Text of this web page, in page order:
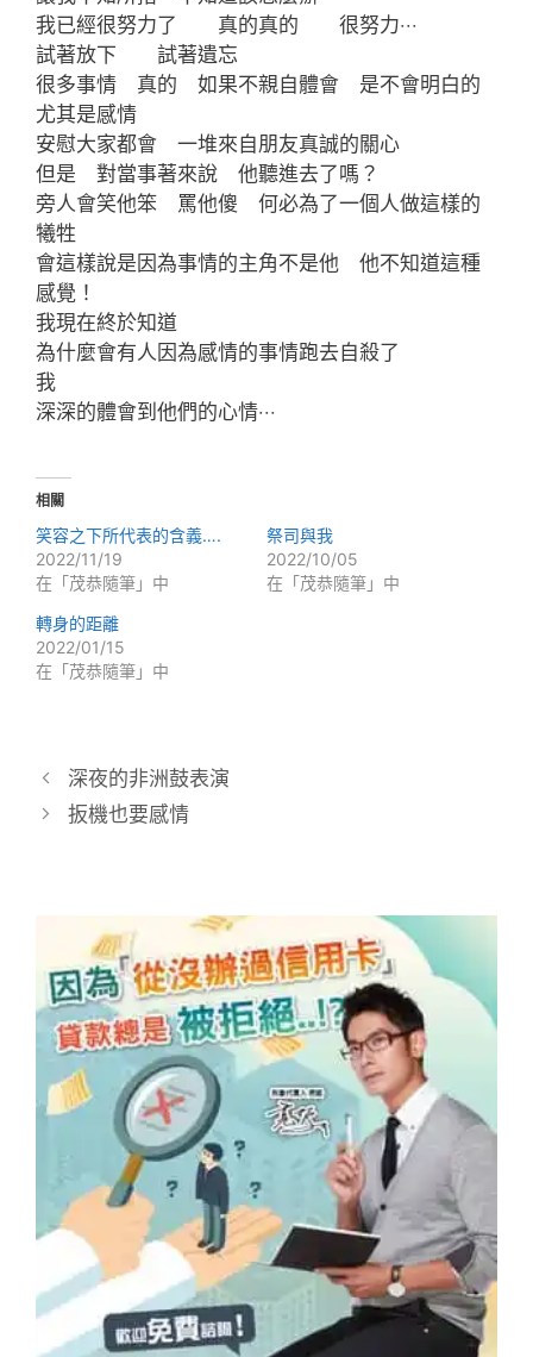
我已經很努力了 真的真的 很努力‧‧‧
試著放下 試著遺忘
很多事情 真的 如果不親自體會 是不會明白的
尤其是感情
安慰大家都會 一堆來自朋友真誠的關心
但是 對當事著來說 他聽進去了嗎？
旁人會笑他笨 罵他傻 何必為了一個人做這樣的
犧牲
會這樣說是因為事情的主角不是他 他不知道這種
感覺！
我現在終於知道
為什麼會有人因為感情的事情跑去自殺了
我
深深的體會到他們的心情‧‧‧
相關
笑容之下所代表的含義….
2022/11/19
在「茂恭隨筆」中
祭司與我
2022/10/05
在「茂恭隨筆」中
轉身的距離
2022/01/15
在「茂恭隨筆」中
深夜的非洲鼓表演
扳機也要感情